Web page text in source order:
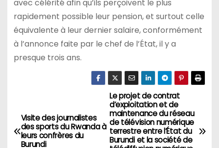
avec célérité afin qu’ils perçoivent le plus
rapidement possible leur pension, et surtout celle
équivalente à leur dernier salaire, conformément
à l’annonce faite par le chef de l’État, il y a
presque trois ans.
de
l’article
Le projet de contrat
d’exploitation et de
maintenance du réseau
de télévision numérique
terrestre entre l’État du
Burundi et la société de
Visite des journalistes
des sports du Rwanda à
leurs confrères du
Burundi